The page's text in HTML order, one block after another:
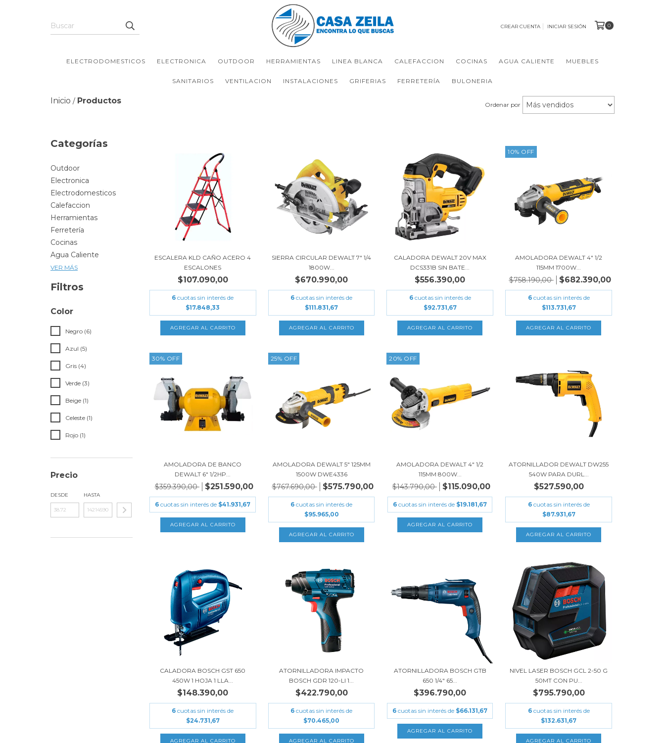
CREAR CUENTA INICIAR SESIÓN 0
ELECTRODOMESTICOS ELECTRONICA OUTDOOR HERRAMIENTAS LINEA BLANCA CALEFACCION COCINAS AGUA CALIENTE MUEBLES
SANITARIOS VENTILACION INSTALACIONES GRIFERIAS FERRETERÍA BULONERIA
Inicio / Productos Ordenar por
Categorías
Outdoor
Electronica
Electrodomesticos
Calefaccion
Herramientas
Ferretería
Cocinas
Agua Caliente
VER MÁS
Filtros
Color
Negro (6)
Azul (5)
Gris (4)
Verde (3)
Beige (1)
Celeste (1)
Rojo (1)
Precio
DESDE HASTA
ESCALERA KLD CAÑO ACERO 4
ESCALONES
$107.090,00
6 cuotas sin interés de
$17.848,33
SIERRA CIRCULAR DEWALT 7" 1/4
1800W...
$670.990,00
6 cuotas sin interés de
$111.831,67
CALADORA DEWALT 20V MAX
DCS331B SIN BATE...
$556.390,00
6 cuotas sin interés de
$92.731,67
10% OFF
AMOLADORA DEWALT 4" 1/2
115MM 1700W...
$758.190,00 $682.390,00
6 cuotas sin interés de
$113.731,67
30% OFF
AMOLADORA DE BANCO
DEWALT 6" 1/2HP...
$359.390,00 $251.590,00
6 cuotas sin interés de $41.931,67
25% OFF
AMOLADORA DEWALT 5" 125MM
1500W DWE4336
$767.690,00 $575.790,00
6 cuotas sin interés de
$95.965,00
20% OFF
AMOLADORA DEWALT 4" 1/2
115MM 800W...
$143.790,00 $115.090,00
6 cuotas sin interés de $19.181,67
ATORNILLADOR DEWALT DW255
540W PARA DURL...
$527.590,00
6 cuotas sin interés de
$87.931,67
CALADORA BOSCH GST 650
450W 1 HOJA 1 LLA...
$148.390,00
6 cuotas sin interés de
$24.731,67
ATORNILLADORA IMPACTO
BOSCH GDR 120-LI 1...
$422.790,00
6 cuotas sin interés de
$70.465,00
ATORNILLADORA BOSCH GTB
650 1/4" 65...
$396.790,00
6 cuotas sin interés de $66.131,67
NIVEL LASER BOSCH GCL 2-50 G
50MT CON PU...
$795.790,00
6 cuotas sin interés de
$132.631,67